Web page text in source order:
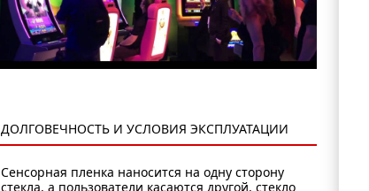
ДОЛГОВЕЧНОСТЬ И УСЛОВИЯ ЭКСПЛУАТАЦИИ
Сенсорная пленка наносится на одну сторону
стекла, а пользователи касаются другой, стекло